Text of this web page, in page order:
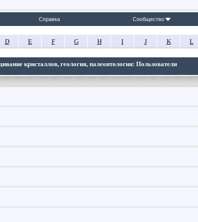
Справка Сообщество
D E F G H I J K L
кристаллов, геология, палеонтология: Пользователи